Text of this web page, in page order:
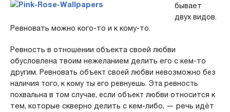
бывает
двух видов.
Ревновать можно кого-то и к кому-то.
Ревность в отношении объекта своей любви
обусловлена твоим нежеланием делить его с кем-то
другим. Ревновать объект своей любви невозможно без
наличия того, к кому ты его ревнуешь. Эта ревность
похвальна в том случае, если объект любви относится к
тем, которые скверно делить с кем-либо, — речь идёт